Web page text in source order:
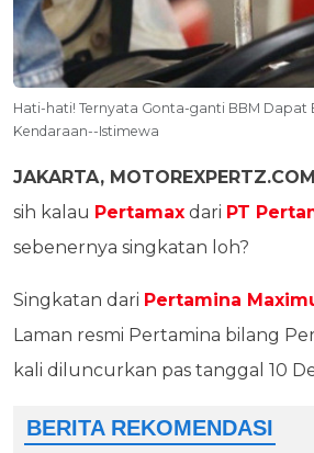
Hati-hati! Ternyata Gonta-ganti BBM Dapat
Kendaraan--Istimewa
JAKARTA,
sih kalau Pertamax dari PT
sebenernya singkatan loh?
Singkatan dari Pertamina
Laman resmi Pertamina bilang
kali diluncurkan pas tanggal 10